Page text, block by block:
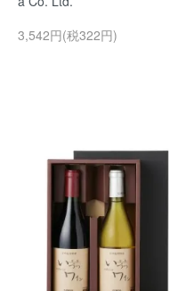
3,542円(税322円)